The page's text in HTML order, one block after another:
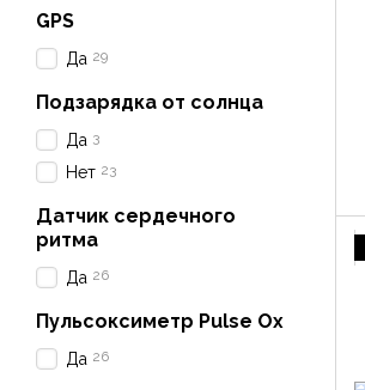
GPS
Да 29
Подзарядка от солнца
Да 3
Нет 23
Датчик сердечного
ритма
Да 26
Пульсоксиметр Pulse Ox
Да 26